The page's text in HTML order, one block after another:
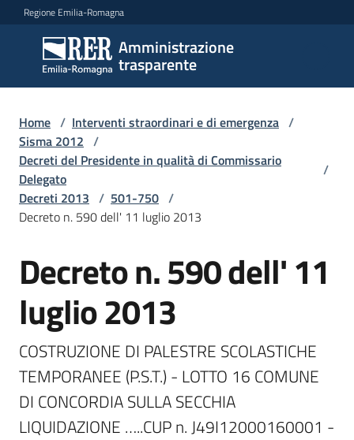
Vai al contenuto
Vai alla navigazione
Vai al footer
Regione Emilia-Romagna
Amministrazione
trasparente
Amministrazione
trasparente
Sottosezioni
Accesso
Home / Interventi straordinari e di emergenza /
Sisma 2012 /
Decreti del Presidente in qualità di Commissario
Delegato
/
Decreti 2013 / 501-750 /
Decreto n. 590 dell' 11 luglio 2013
Decreto n. 590 dell' 11
luglio 2013
COSTRUZIONE DI PALESTRE SCOLASTICHE
TEMPORANEE (P.S.T.) - LOTTO 16 COMUNE
DI CONCORDIA SULLA SECCHIA
LIQUIDAZIONE …..CUP n. J49I12000160001 -